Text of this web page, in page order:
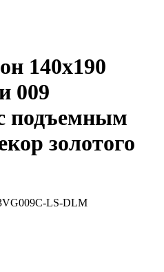
140х190
009
подъемным
золотого
LS-DLM